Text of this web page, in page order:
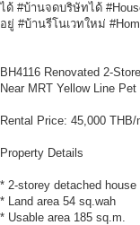
ได้ #บ้านจดบริษัทได้
อยู่ #บ้านรีโนเวทใหม่
BH4116 Renovated 2-
Near MRT Yellow Line
Rental Price: 45,000 THB/
Property Details
* 2-storey detached house
* Land area 54 sq.wah
* Usable area 185 sq.m.